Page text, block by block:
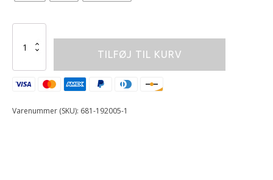
Kidney
3DF
3.5
TILFØJ TIL KURV
Varenummer (SKU): 681-192005-1